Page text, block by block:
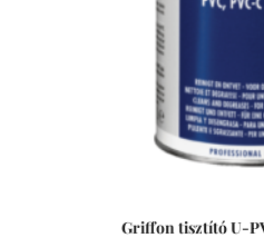
Griffon tisztító U-